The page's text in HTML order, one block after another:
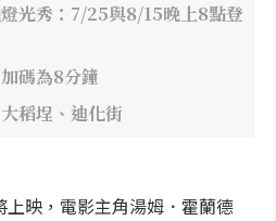
光秀：7/25與8/15晚上8點登
碼為8分鐘
稻埕、迪化街
映，電影主角湯姆．霍蘭德